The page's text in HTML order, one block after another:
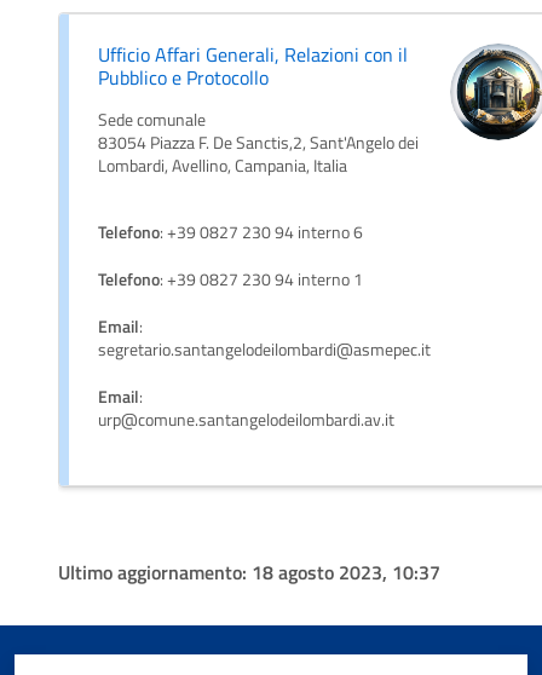
Ufficio Affari Generali, Relazioni con il
Pubblico e Protocollo
Sede comunale
83054 Piazza F. De Sanctis,2, Sant'Angelo dei
Lombardi, Avellino, Campania, Italia
Telefono: +39 0827 230 94 interno 6
Telefono: +39 0827 230 94 interno 1
Email:
segretario.santangelodeilombardi@asmepec.it
Email:
urp@comune.santangelodeilombardi.av.it
Ultimo aggiornamento: 18 agosto 2023, 10:37